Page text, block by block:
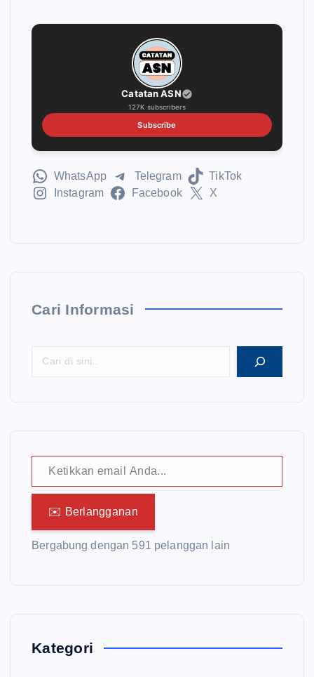
Catatan ASN
127K subscribers
Subscribe
WhatsApp Telegram
TikTok
Instagram
Facebook X
Cari Informasi
Ketikkan email Anda...
✉️ Berlangganan
Bergabung dengan 591 pelanggan lain
Kategori